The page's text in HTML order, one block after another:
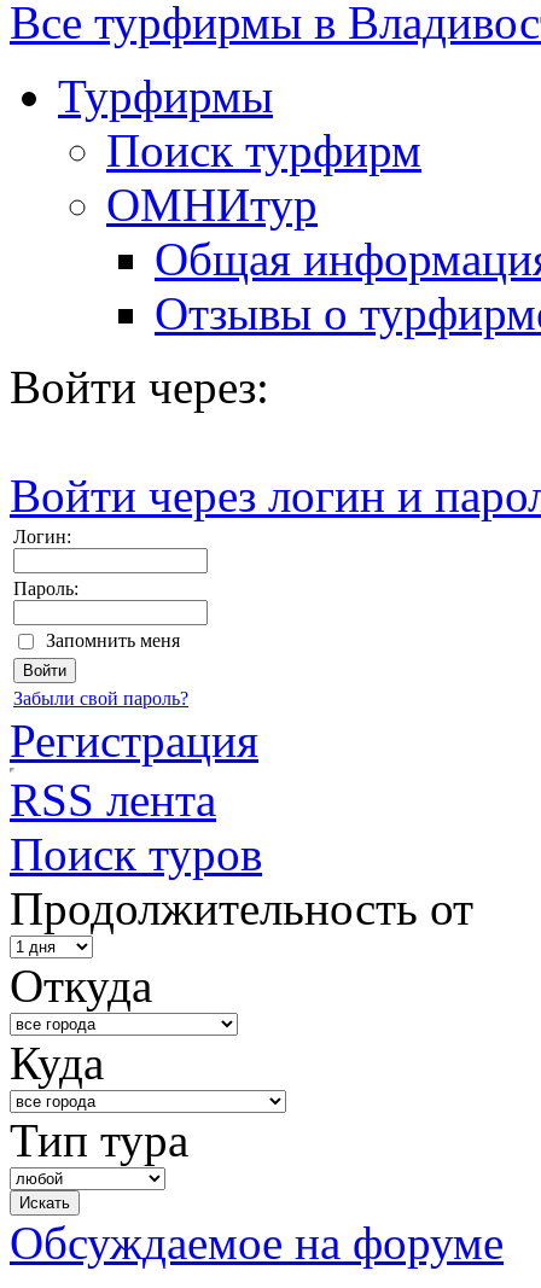
Все турфирмы в
Турфирмы
Поиск турфирм
ОМНИтур
Общая
Отзывы о
Войти через:
Войти через логин и
Логин:
Пароль:
Запомнить меня
Забыли свой пароль?
Регистрация
RSS лента
Поиск туров
Продолжительность от
Откуда
Куда
Тип тура
Обсуждаемое на форуме